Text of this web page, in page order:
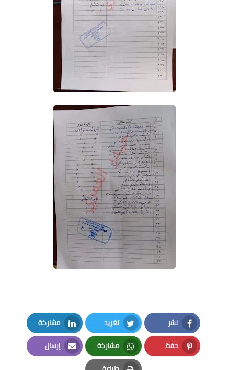
نشر
Facebook
تغريد
Twitter
مشاركة
LinkedIn
حفظ
Pinterest
مشاركة
Whatsapp
إرسال
Email